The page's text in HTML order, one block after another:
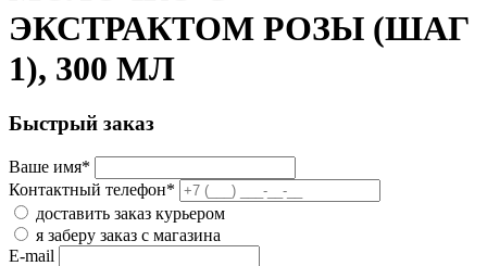
ЭКСТРАКТОМ РОЗЫ (ШАГ
1), 300 МЛ
Быстрый заказ
Ваше имя*
Контактный телефон*
доставить заказ курьером
я заберу заказ с магазина
E-mail